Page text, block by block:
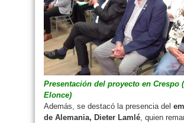
Presentación del proyecto en Crespo
Elonce)
Además, se destacó la presencia del
de Alemania, Dieter Lamlé , quien